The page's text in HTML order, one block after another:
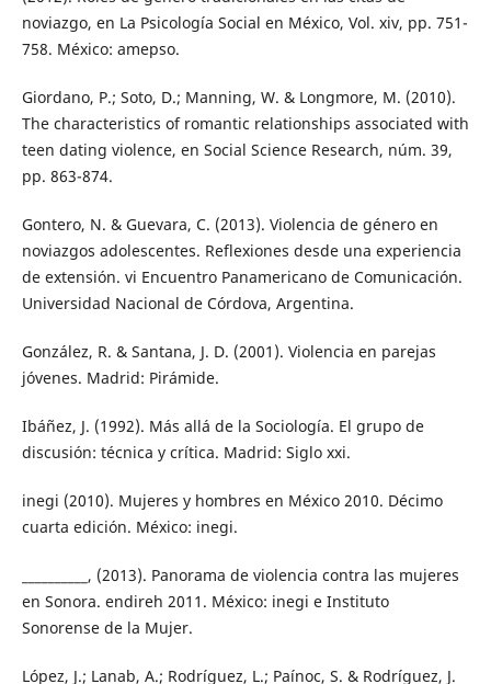
noviazgo, en La Psicología Social en México, Vol. xiv, pp. 751-
758. México: amepso.
Giordano, P.; Soto, D.; Manning, W. & Longmore, M. (2010).
The characteristics of romantic relationships associated with
teen dating violence, en Social Science Research, núm. 39,
pp. 863-874.
Gontero, N. & Guevara, C. (2013). Violencia de género en
noviazgos adolescentes. Reflexiones desde una experiencia
de extensión. vi Encuentro Panamericano de Comunicación.
Universidad Nacional de Córdova, Argentina.
González, R. & Santana, J. D. (2001). Violencia en parejas
jóvenes. Madrid: Pirámide.
Ibáñez, J. (1992). Más allá de la Sociología. El grupo de
discusión: técnica y crítica. Madrid: Siglo xxi.
inegi (2010). Mujeres y hombres en México 2010. Décimo
cuarta edición. México: inegi.
__________, (2013). Panorama de violencia contra las mujeres
en Sonora. endireh 2011. México: inegi e Instituto
Sonorense de la Mujer.
López, J.; Lanab, A.; Rodríguez, L.; Paínoc, S. & Rodríguez, J.